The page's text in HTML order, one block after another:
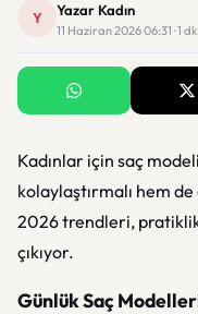
Y Yazar Kadın
11 Haziran 2026 06:31 · 1
Kadınlar için saç
kolaylaştırmalı hem de
2026 trendleri,
çıkıyor.
Günlük Saç